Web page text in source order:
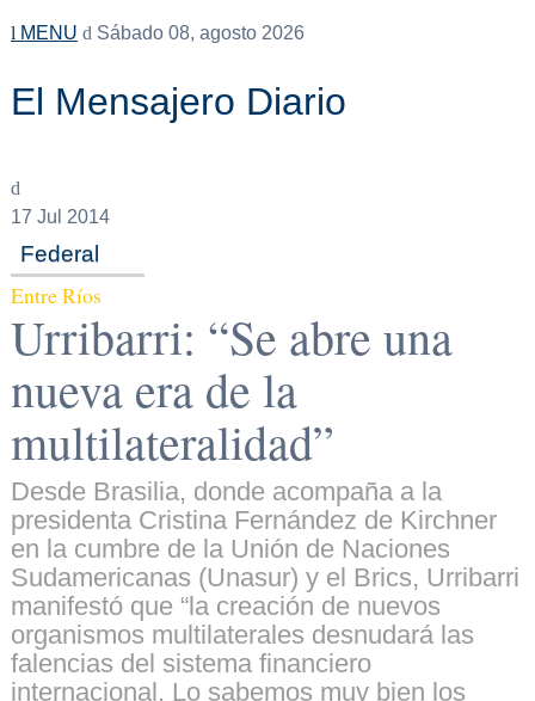
MENU Sábado 08, agosto 2026
El Mensajero Diario
17 Jul 2014
Federal
Entre Ríos
Urribarri: “Se abre una
nueva era de la
multilateralidad”
Desde Brasilia, donde acompaña a la
presidenta Cristina Fernández de Kirchner
en la cumbre de la Unión de Naciones
Sudamericanas (Unasur) y el Brics, Urribarri
manifestó que “la creación de nuevos
organismos multilaterales desnudará las
falencias del sistema financiero
internacional. Lo sabemos muy bien los